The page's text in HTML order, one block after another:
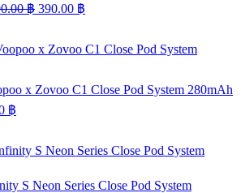
฿ 390.00 ฿
x Zovoo C1 Close Pod System 280mAh
฿
S Neon Series Close Pod System